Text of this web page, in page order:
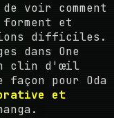
voir comment
et
difficiles.
dans One
clin d'œil
pour Oda
et